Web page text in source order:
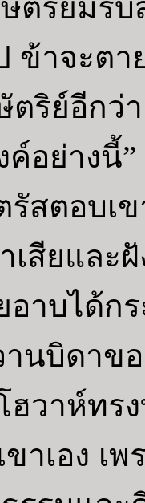
ตริย์มีรับ
ข้าจะต
ตริย์อีกว่
อย่างนี้”
สตอบเ
เสียและ
าบได้ก
นบิดาขอ
ฮวาห์ทร
าเอง เ